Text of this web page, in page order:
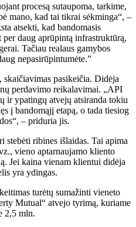
procesą sutaupoma, tarkime,
mano, kad tai tikrai sėkminga“, –
atsekti, kad bandomasis
daug aprūpintą infrastruktūrą,
Tačiau realaus gamybos
nepasirūpintumėte.”
pasikeičia. Didėja
perdavimo reikalavimai. „API
ir ypatingų atvejų atsiranda tokiu
į bandomąjį etapą, o tada tiesiog
– priduria jis.
stebėti ribines išlaidas. Tai apima
vieno aptarnaujamo kliento
Jei kaina vienam klientui didėja
yra ydingas.
turėtų sumažinti vieneto
Mutual“ atvejo tyrimą, kuriame
2,5 mln.